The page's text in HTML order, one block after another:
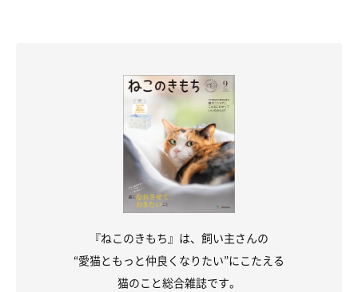
『ねこのきもち』は、飼い主さんの
“愛猫ともっと仲良くなりたい”にこたえる
猫のこと総合雑誌です。